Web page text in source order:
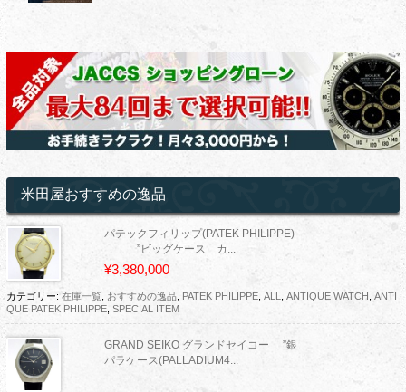
米田屋おすすめの逸品
パテックフィリップ(PATEK PHILIPPE)
”ビッグケース カ...
¥3,380,000
カテゴリー: 在庫一覧, おすすめの逸品, PATEK PHILIPPE, ALL ANTIQUE WATCH ANTI
QUE PATEK PHILIPPE, SPECIAL ITEM
GRAND SEIKO グランドセイコー ”銀
パラケース(PALLADIUM4...